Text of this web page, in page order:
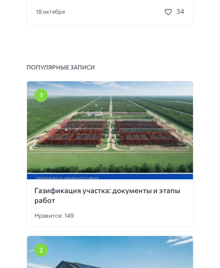
18 октября 34
ПОПУЛЯРНЫЕ ЗАПИСИ
Газификация участка: документы и этапы
работ
Нравится: 149